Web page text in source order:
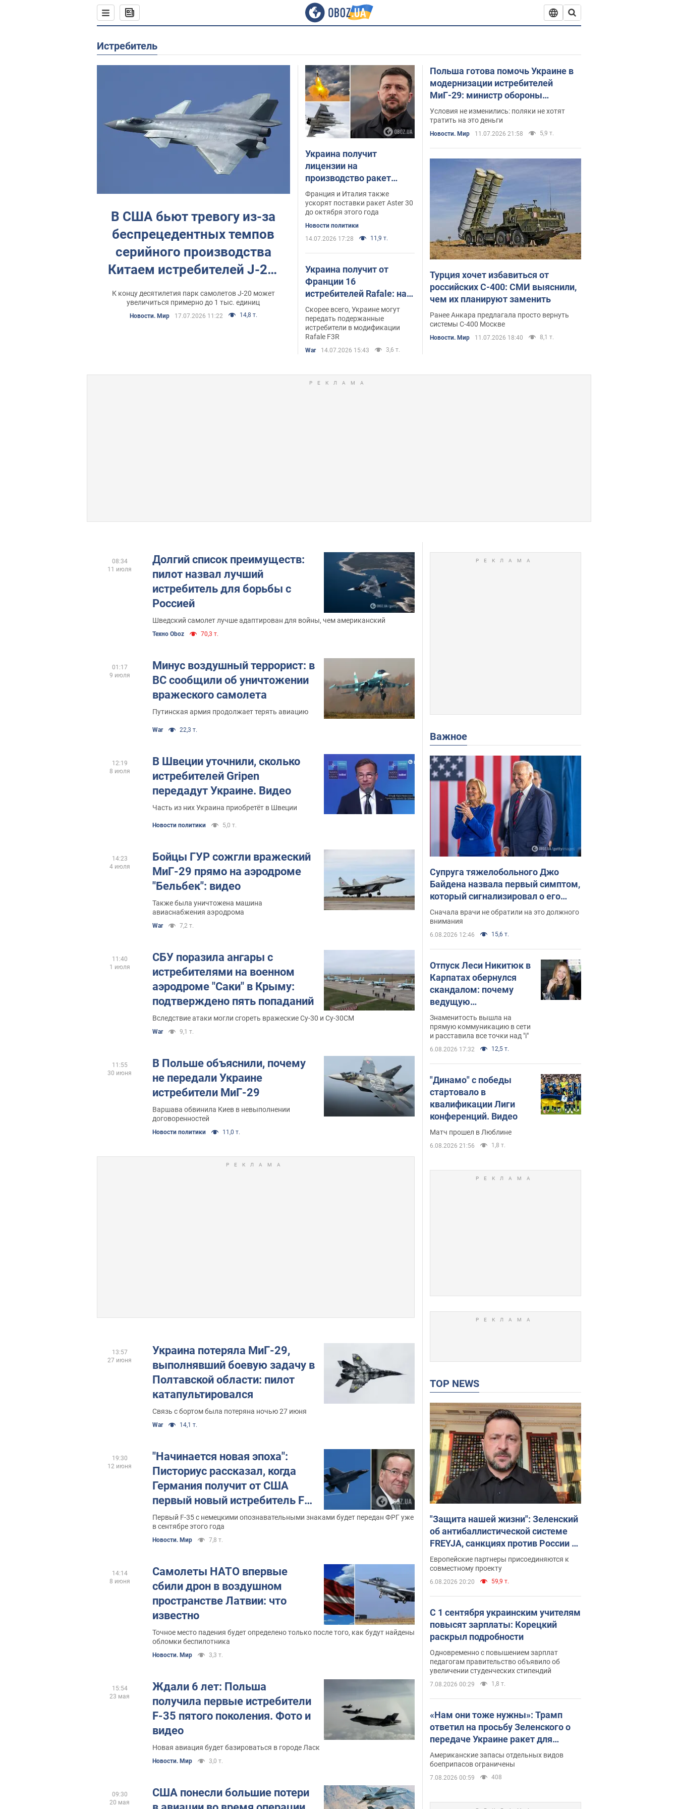
истребитель
В США бьют тревогу из-за
беспрецедентных темпов
серийного производства
Китаем истребителей J-20:
вскоре их число превысит
численность F-22
К концу десятилетия парк самолетов J-20 может
увеличиться примерно до 1 тыс. единиц
Новости. Мир 17.07.2026 11:22 14,8 т.
Украина получит
лицензии на
производство ракет
SCALP, бомб AASM и,
совместно с Италией,
ракет Aster 30, –
Зеленский
Франция и Италия также
ускорят поставки ракет Aster 30
до октября этого года
Новости политики
14.07.2026 17:28
11,9 т.
Украина получит от
Франции 16
истребителей Rafale: на
какие именно модели
можно рассчитывать
Скорее всего, Украине могут
передать подержанные
истребители в модификации
Rafale F3R
War 14.07.2026 15:43 3,6 т.
Польша готова помочь Украине в
модернизации истребителей
МиГ-29: министр обороны
раскрыл детали
Условия не изменились: поляки не хотят
тратить на это деньги
Новости. Мир 11.07.2026 21:58 5,9 т.
Турция хочет избавиться от
российских С-400: СМИ выяснили,
чем их планируют заменить
Ранее Анкара предлагала просто вернуть
системы С-400 Москве
Новости. Мир 11.07.2026 18:40 8,1 т.
Долгий список преимуществ:
пилот назвал лучший
истребитель для борьбы с
Россией
Шведский самолет лучше адаптирован для войны, чем американский
Техно Oboz 70,3 т.
08:34
11 июля
Минус воздушный террорист: в
ВС сообщили об уничтожении
вражеского самолета
Путинская армия продолжает терять авиацию
War 22,3 т.
01:17
9 июля
В Швеции уточнили, сколько
истребителей Gripen
передадут Украине. Видео
Часть из них Украина приобретёт в Швеции
Новости политики 5,0 т.
12:19
8 июля
Бойцы ГУР сожгли вражеский
МиГ-29 прямо на аэродроме
"Бельбек": видео
Также была уничтожена машина
авиаснабжения аэродрома
War 7,2 т.
14:23
4 июля
СБУ поразила ангары с
истребителями на военном
аэродроме "Саки" в Крыму:
подтверждено пять попаданий
Вследствие атаки могли сгореть вражеские Су-30 и Су-30СМ
War 9,1 т.
11:40
1 июля
В Польше объяснили, почему
не передали Украине
истребители МиГ-29
Варшава обвинила Киев в невыполнении
договоренностей
Новости политики 11,0 т.
11:55
30 июня
Украина потеряла МиГ-29,
выполнявший боевую задачу в
Полтавской области: пилот
катапультировался
Связь с бортом была потеряна ночью 27 июня
War 14,1 т.
13:57
27 июня
"Начинается новая эпоха":
Писториус рассказал, когда
Германия получит от США
первый новый истребитель F-
35
Первый F-35 с немецкими опознавательными знаками будет передан ФРГ уже
в сентябре этого года
Новости. Мир 7,8 т.
19:30
12 июня
Самолеты НАТО впервые
сбили дрон в воздушном
пространстве Латвии: что
известно
Точное место падения будет определено только после того, как будут найдены
обломки беспилотника
Новости. Мир 3,3 т.
14:14
8 июня
Ждали 6 лет: Польша
получила первые истребители
F-35 пятого поколения. Фото и
видео
Новая авиация будет базироваться в городе Ласк
Новости. Мир 3,0 т.
15:54
23 мая
США понесли большие потери
09:30
20 мая
Важное
Супруга тяжелобольного Джо
Байдена назвала первый симптом,
который сигнализировал о его
"агрессивном" раке
Сначала врачи не обратили на это должного
внимания
6.08.2026 12:46 15,6 т.
Отпуск Леси Никитюк в
Карпатах обернулся
скандалом: почему
ведущую
несправедливо
захейтили
Знаменитость вышла на
прямую коммуникацию в сети
и расставила все точки над "i"
6.08.2026 17:32 12,5 т.
"Динамо" с победы
стартовало в
квалификации Лиги
конференций. Видео
Матч прошел в Люблине
6.08.2026 21:56 1,8 т.
TOP NEWS
"Защита нашей жизни": Зеленский
об антибаллистической системе
FREYJA, санкциях против России и
поддержке аграриев. Видео
Европейские партнеры присоединяются к
совместному проекту
6.08.2026 20:20 59,9 т.
С 1 сентября украинским учителям
повысят зарплаты: Корецкий
раскрыл подробности
Одновременно с повышением зарплат
педагогам правительство объявило об
увеличении студенческих стипендий
7.08.2026 00:29 1,8 т.
«Нам они тоже нужны»: Трамп
ответил на просьбу Зеленского о
передаче Украине ракет для
Patriot
Американские запасы отдельных видов
боеприпасов ограничены
7.08.2026 00:59 408